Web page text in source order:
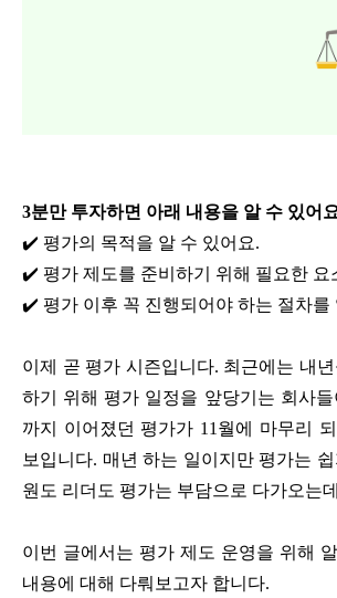
3분만 투자하면 아래 내용을 알 수 있어
✔️ 평가의 목적을 알 수 있어요.
✔️ 평가 제도를 준비하기 위해 필요한 요
✔️ 평가 이후 꼭 진행되어야 하는 절차를
이제 곧 평가 시즌입니다. 최근에는 내년
하기 위해 평가 일정을 앞당기는 회사
까지 이어졌던 평가가 11월에 마무리
보입니다. 매년 하는 일이지만 평가는
원도 리더도 평가는 부담으로 다가오는
이번 글에서는 평가 제도 운영을 위해
내용에 대해 다뤄보고자 합니다.